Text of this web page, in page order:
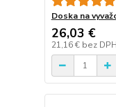
Doska na
26,03 €
21,16 € bez DPH